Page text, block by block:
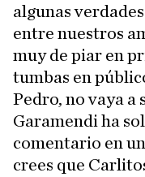
algunas
entre nuestros
muy de piar en
tumbas en
Pedro, no vaya a
Garamendi ha
comentario en
crees que